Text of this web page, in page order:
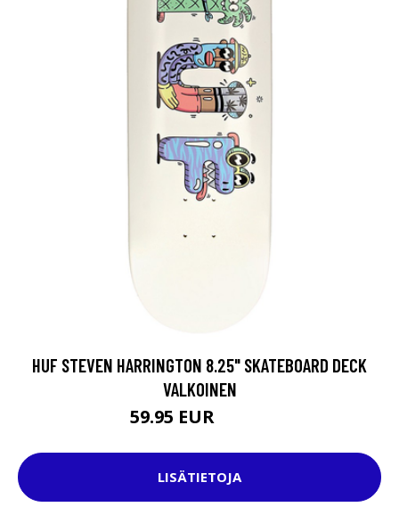
HUF STEVEN HARRINGTON 8.25" SKATEBOARD DECK
VALKOINEN
59.95 EUR
LISÄTIETOJA